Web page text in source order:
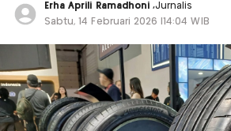
Erha Aprili Ramadhoni,Jurnalis
Sabtu, 14 Februari 2026 |14:04 WIB